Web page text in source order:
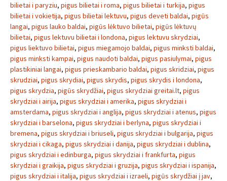
bilietai i paryziu, pigus bilietai i roma, pigus bilietai i turkija, pigus
bilietai i vokietija, pigus bilietai lektuvu, pigus deveti baldai, pigūs
langai, pigus lauko baldai, pigūs lėktuvo bilietai, pigūs lėktuvų
bilietai, pigus lektuvu bilietai i londona, pigus lektuvu skrydziai,
pigus liektuvo bilietai, pigus miegamojo baldai, pigus minksti baldai,
pigus minksti kampai, pigus naudoti baldai, pigus pasiulymai, pigus
plastikiniai langai, pigus prieskambario baldai, pigus skridziai, pigus
skrudziai, pigus skrydiai, pigus skrydis, pigus skrydis i londona,
pigus skrydzia, pigūs skrydžiai, pigus skrydziai greitai.lt, pigus
skrydziai i airija, pigus skrydziai i amerika, pigus skrydziai i
amsterdama, pigus skrydziai i anglija, pigus skrydziai i atenus, pigus
skrydziai i barselona, pigus skrydziai i berlyna, pigus skrydziai i
bremena, pigus skrydziai i briuseli, pigus skrydziai i bulgarija, pigus
skrydziai i cikaga, pigus skrydziai i danija, pigus skrydziai i dublina,
pigus skrydziai i edinburga, pigus skrydziai i frankfurta, pigus
skrydziai i graikija, pigus skrydziai i gruzija, pigus skrydziai i ispanija,
pigus skrydziai i italija, pigus skrydziai i izraeli, pigūs skrydžiai į jav,